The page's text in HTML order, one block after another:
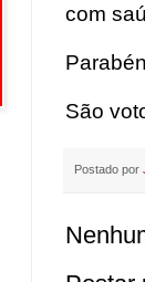
com
São
Postado por